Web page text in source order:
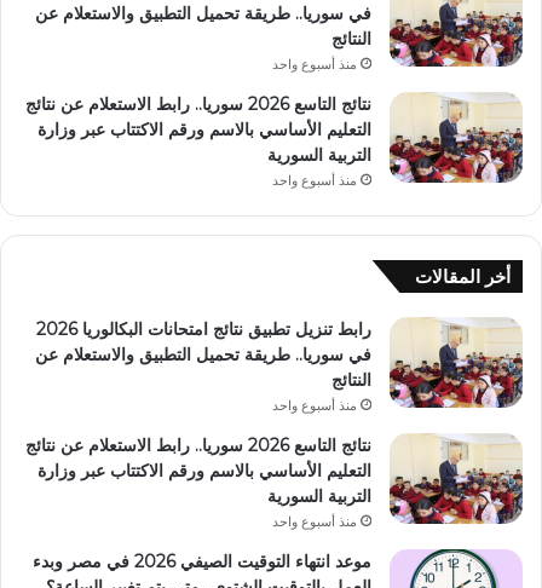
في سوريا.. طريقة تحميل التطبيق والاستعلام عن
النتائج
منذ أسبوع واحد
نتائج التاسع 2026 سوريا.. رابط الاستعلام عن نتائج
التعليم الأساسي بالاسم ورقم الاكتتاب عبر وزارة
التربية السورية
منذ أسبوع واحد
أخر المقالات
رابط تنزيل تطبيق نتائج امتحانات البكالوريا 2026
في سوريا.. طريقة تحميل التطبيق والاستعلام عن
النتائج
منذ أسبوع واحد
نتائج التاسع 2026 سوريا.. رابط الاستعلام عن نتائج
التعليم الأساسي بالاسم ورقم الاكتتاب عبر وزارة
التربية السورية
منذ أسبوع واحد
موعد انتهاء التوقيت الصيفي 2026 في مصر وبدء